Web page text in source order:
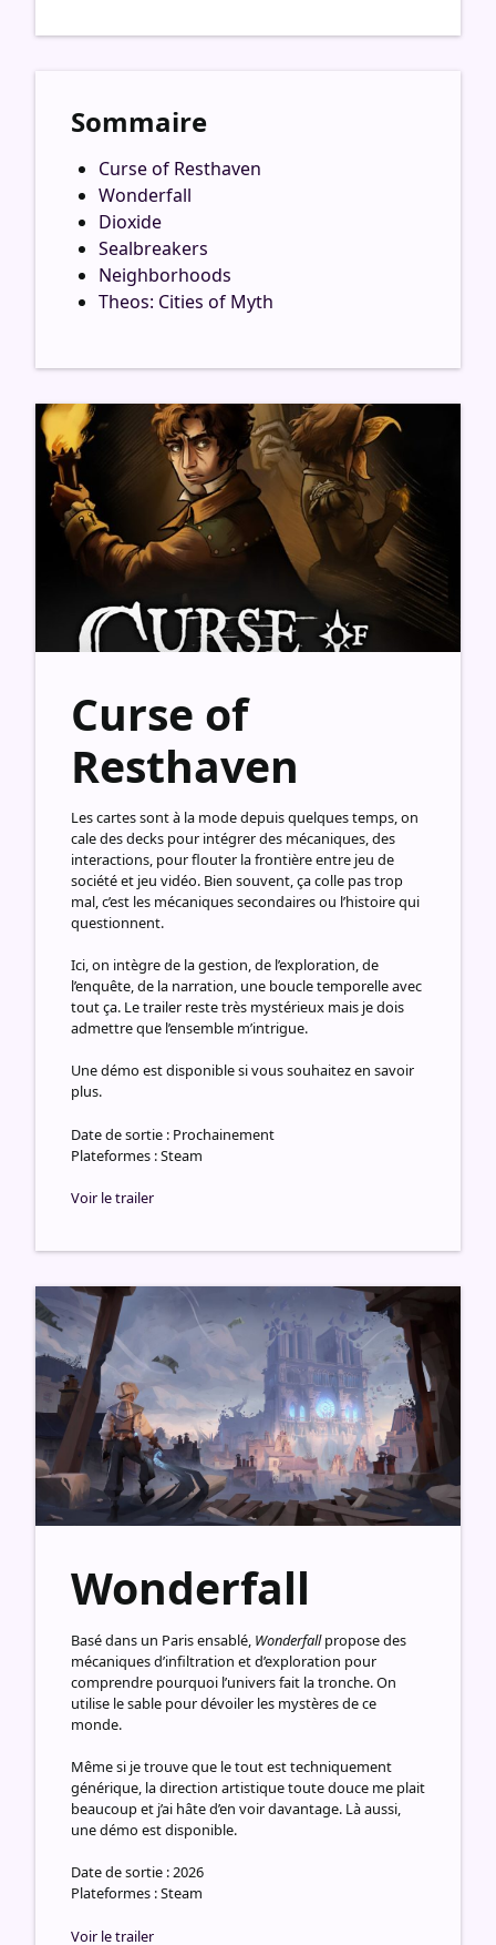
Sommaire
Curse of Resthaven
Wonderfall
Dioxide
Sealbreakers
Neighborhoods
Theos: Cities of Myth
Curse of
Resthaven
Les cartes sont à la mode depuis quelques temps, on
cale des decks pour intégrer des mécaniques, des
interactions, pour flouter la frontière entre jeu de
société et jeu vidéo. Bien souvent, ça colle pas trop
mal, c’est les mécaniques secondaires ou l’histoire qui
questionnent.
Ici, on intègre de la gestion, de l’exploration, de
l’enquête, de la narration, une boucle temporelle avec
tout ça. Le trailer reste très mystérieux mais je dois
admettre que l’ensemble m’intrigue.
Une démo est disponible si vous souhaitez en savoir
plus.
Date de sortie : Prochainement
Plateformes : Steam
Voir le trailer
Wonderfall
Basé dans un Paris ensablé, Wonderfallpropose des
mécaniques d’infiltration et d’exploration pour
comprendre pourquoi l’univers fait la tronche. On
utilise le sable pour dévoiler les mystères de ce
monde.
Même si je trouve que le tout est techniquement
générique, la direction artistique toute douce me plait
beaucoup et j’ai hâte d’en voir davantage. Là aussi,
une démo est disponible.
Date de sortie : 2026
Plateformes : Steam
Voir le trailer